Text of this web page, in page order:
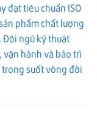
đạt tiêu chuẩn ISO
phẩm chất lượng
Đội ngũ kỹ thuật
hành và bảo trì
suốt vòng đời